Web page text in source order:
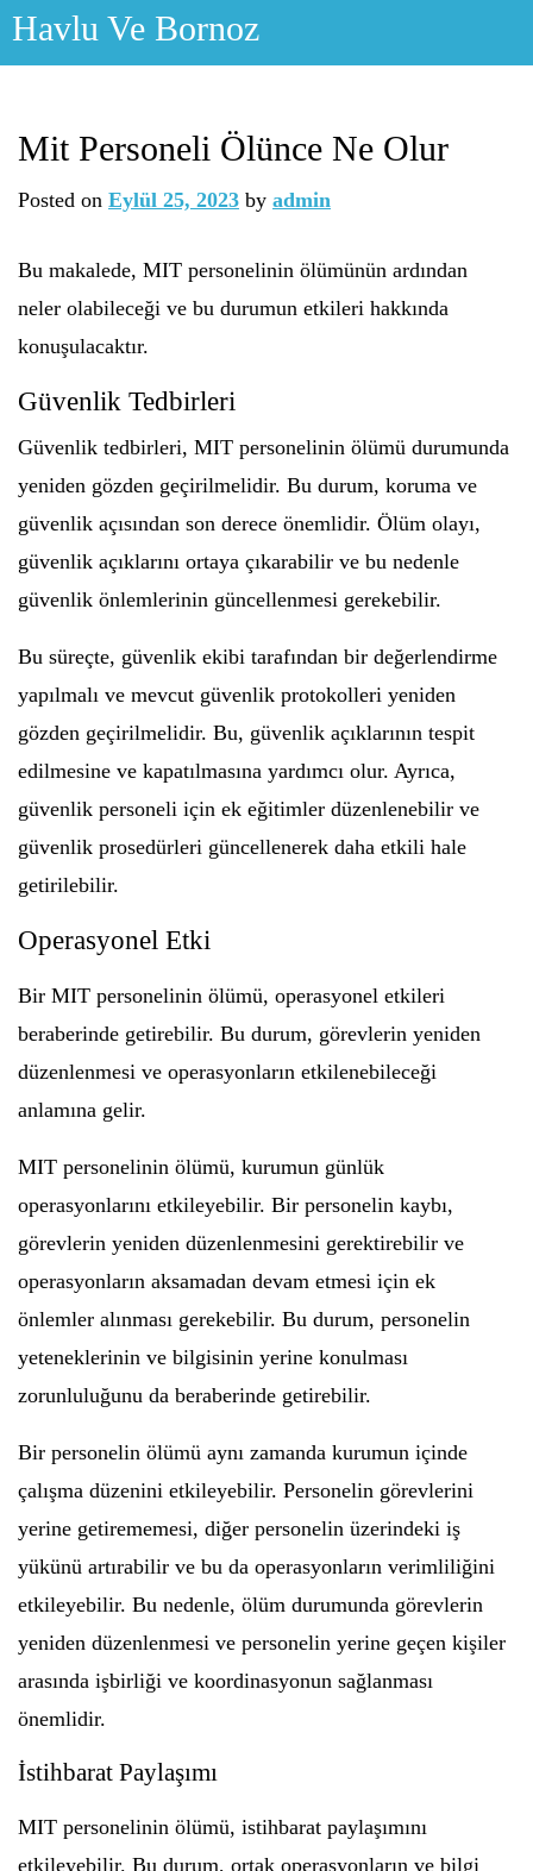
Skip
Havlu Ve Bornoz
Mit Personeli Ölünce Ne Olur
Posted on Eylül 25, 2023 by admin
Bu makalede, MIT personelinin ölümünün ardından
neler olabileceği ve bu durumun etkileri hakkında
konuşulacaktır.
Güvenlik Tedbirleri
Güvenlik tedbirleri, MIT personelinin ölümü durumunda
yeniden gözden geçirilmelidir. Bu durum, koruma ve
güvenlik açısından son derece önemlidir. Ölüm olayı,
güvenlik açıklarını ortaya çıkarabilir ve bu nedenle
güvenlik önlemlerinin güncellenmesi gerekebilir.
Bu süreçte, güvenlik ekibi tarafından bir değerlendirme
yapılmalı ve mevcut güvenlik protokolleri yeniden
gözden geçirilmelidir. Bu, güvenlik açıklarının tespit
edilmesine ve kapatılmasına yardımcı olur. Ayrıca,
güvenlik personeli için ek eğitimler düzenlenebilir ve
güvenlik prosedürleri güncellenerek daha etkili hale
getirilebilir.
Operasyonel Etki
Bir MIT personelinin ölümü, operasyonel etkileri
beraberinde getirebilir. Bu durum, görevlerin yeniden
düzenlenmesi ve operasyonların etkilenebileceği
anlamına gelir.
MIT personelinin ölümü, kurumun günlük
operasyonlarını etkileyebilir. Bir personelin kaybı,
görevlerin yeniden düzenlenmesini gerektirebilir ve
operasyonların aksamadan devam etmesi için ek
önlemler alınması gerekebilir. Bu durum, personelin
yeteneklerinin ve bilgisinin yerine konulması
zorunluluğunu da beraberinde getirebilir.
Bir personelin ölümü aynı zamanda kurumun içinde
çalışma düzenini etkileyebilir. Personelin görevlerini
yerine getirememesi, diğer personelin üzerindeki iş
yükünü artırabilir ve bu da operasyonların verimliliğini
etkileyebilir. Bu nedenle, ölüm durumunda görevlerin
yeniden düzenlenmesi ve personelin yerine geçen kişiler
arasında işbirliği ve koordinasyonun sağlanması
önemlidir.
İstihbarat Paylaşımı
MIT personelinin ölümü, istihbarat paylaşımını
etkileyebilir. Bu durum, ortak operasyonların ve bilgi